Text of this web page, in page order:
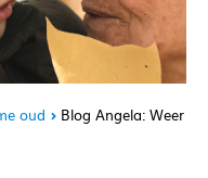
oud
Blog Angela: Weer